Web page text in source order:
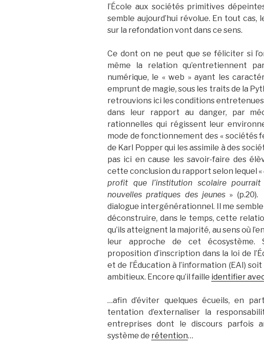
l’École aux sociétés primitives
semble aujourd’hui révolue. En tout
sur la refondation vont dans ce sens.
Ce dont on ne peut que se féliciter si
même la relation qu’entretiennent
numérique, le « web » ayant les
emprunt de magie, sous les traits de la
retrouvions ici les conditions
dans leur rapport au danger, par
rationnelles qui régissent leur
mode de fonctionnement des « sociétés
de Karl Popper qui les assimile à des
pas ici en cause les savoir-faire des
cette conclusion du rapport selon lequel «
profit que l’institution scolaire
nouvelles pratiques des jeunes» (p.20).
dialogue intergénérationnel. Il me
déconstruire, dans le temps, cette
qu’ils atteignent la majorité, au sens où
leur approche de cet écosystème.
proposition d’inscription dans la loi de
et de l’Éducation à l’information (EAI)
ambitieux. Encore qu’il faille identifier
…afin d’éviter quelques écueils, en
tentation d’externaliser la
entreprises dont le discours parfois
système de rétention…